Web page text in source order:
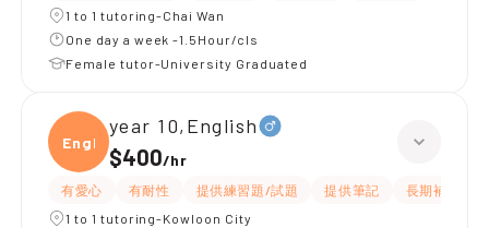
1 to 1 tutoring-Chai Wan
One day a week -1.5Hour/cls
Female tutor-University Graduated
Engli
year 10,English
$400/hr
有愛心 有耐性 提供練習題/試題 提供筆記
長期補習
1 to 1 tutoring-Kowloon City